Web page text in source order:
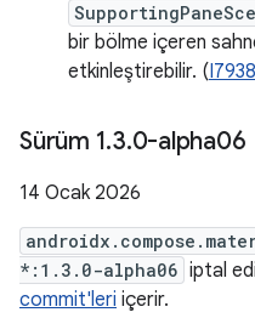
bir bölme içeren
etkinleştirebilir. (
Sürüm 1.3.0-alpha06
14 Ocak 2026
*:1.3.0-alpha06 iptal
commit'leri içerir.